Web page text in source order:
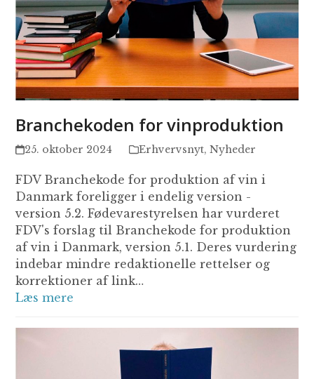
Branchekoden for vinproduktion
25. oktober 2024 Erhvervsnyt, Nyheder
FDV Branchekode for produktion af vin i
Danmark foreligger i endelig version -
version 5.2. Fødevarestyrelsen har vurderet
FDV's forslag til Branchekode for produktion
af vin i Danmark, version 5.1. Deres vurdering
indebar mindre redaktionelle rettelser og
korrektioner af link…
Læs mere